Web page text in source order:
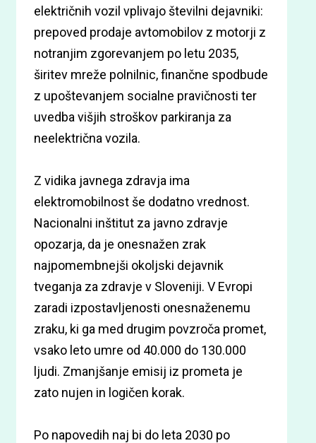
električnih vozil vplivajo številni dejavniki:
prepoved prodaje avtomobilov z motorji z
notranjim zgorevanjem po letu 2035,
širitev mreže polnilnic, finančne spodbude
z upoštevanjem socialne pravičnosti ter
uvedba višjih stroškov parkiranja za
neelektrična vozila.
Z vidika javnega zdravja ima
elektromobilnost še dodatno vrednost.
Nacionalni inštitut za javno zdravje
opozarja, da je onesnažen zrak
najpomembnejši okoljski dejavnik
tveganja za zdravje v Sloveniji. V Evropi
zaradi izpostavljenosti onesnaženemu
zraku, ki ga med drugim povzroča promet,
vsako leto umre od 40.000 do 130.000
ljudi. Zmanjšanje emisij iz prometa je
zato nujen in logičen korak.
Po napovedih naj bi do leta 2030 po